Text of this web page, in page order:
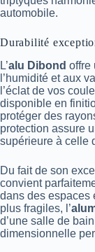
automobile.
Durabilité
L’alu Dibond offre
l’humidité et aux
l’éclat de vos
disponible en
protéger des
protection assure
supérieure à celle
Du fait de son
convient
dans des espaces
plus fragiles, l’
d’une salle de
dimensionnelle